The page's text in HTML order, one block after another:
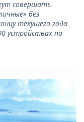
совершать
без
текущего года
устройствах по